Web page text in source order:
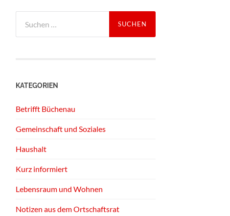
nach:
KATEGORIEN
Betrifft Büchenau
Gemeinschaft und Soziales
Haushalt
Kurz informiert
Lebensraum und Wohnen
Notizen aus dem Ortschaftsrat